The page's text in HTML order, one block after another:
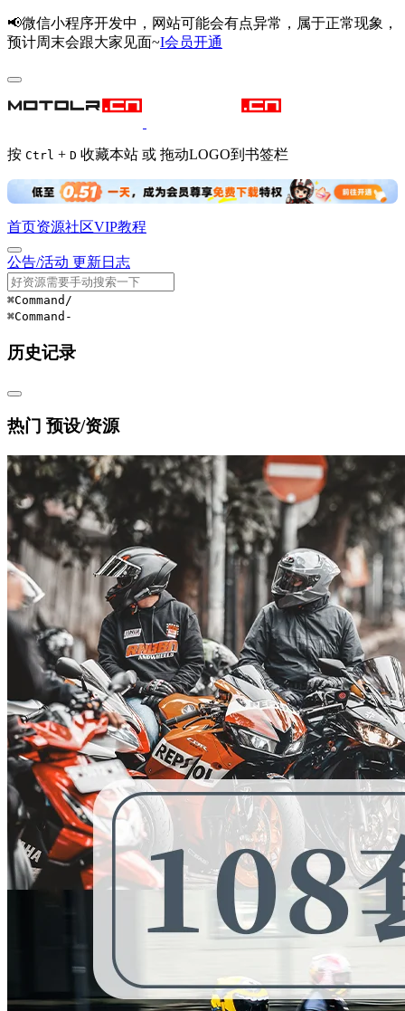
📢微信小程序开发中，网站可能会有点异常，属于正常现象，
预计周末会跟大家见面~I会员开通
按 Ctrl + D 收藏本站 或 拖动LOGO到书签栏
首页资源社区VIP教程
公告/活动 更新日志
⌘Command /
⌘Command -
历史记录
热门 预设/资源